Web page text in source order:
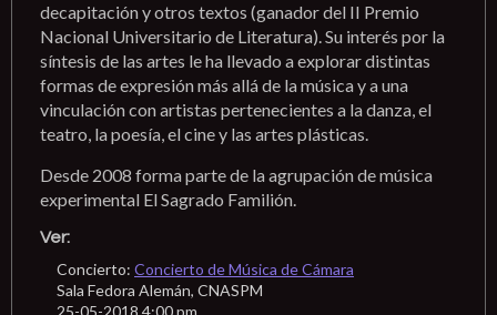
decapitación y otros textos (ganador del II Premio
Nacional Universitario de Literatura). Su interés por la
síntesis de las artes le ha llevado a explorar distintas
formas de expresión más allá de la música y a una
vinculación con artistas pertenecientes a la danza, el
teatro, la poesía, el cine y las artes plásticas.
Desde 2008 forma parte de la agrupación de música
experimental El Sagrado Familión.
Ver:
Concierto: Concierto de Música de Cámara
Sala Fedora Alemán, CNASPM